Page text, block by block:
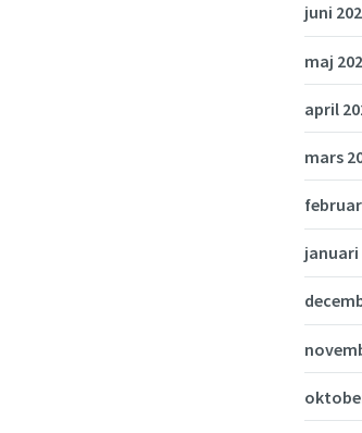
juni
maj
april
mars
januari